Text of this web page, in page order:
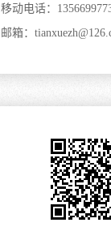
移动电话：
邮箱：